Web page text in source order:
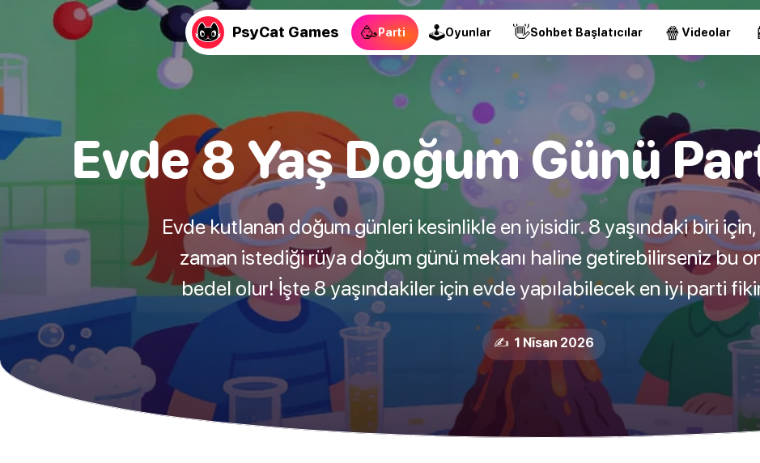
PsyCat Games 🥳Parti 🕹Oyunlar 👋Sohbet Başlatıcılar 🍿 Videolar
Evde 8 Yaş Doğum Günü
Evde kutlanan doğum günleri kesinlikle en iyisidir. 8 yaşındaki biri için,
zaman istediği rüya doğum günü mekanı haline getirebilirseniz bu
bedel olur! İşte 8 yaşındakiler için evde yapılabilecek en iyi parti
✍️ 1 Nīsan 2026